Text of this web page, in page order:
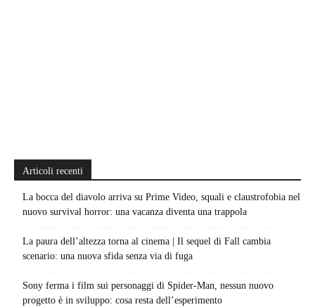
Articoli recenti
La bocca del diavolo arriva su Prime Video, squali e claustrofobia nel
nuovo survival horror: una vacanza diventa una trappola
La paura dell’altezza torna al cinema | Il sequel di Fall cambia
scenario: una nuova sfida senza via di fuga
Sony ferma i film sui personaggi di Spider-Man, nessun nuovo
progetto è in sviluppo: cosa resta dell’esperimento